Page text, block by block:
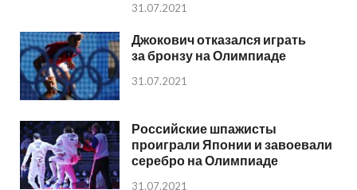
31.07.2021
Джокович отказался играть
за бронзу на Олимпиаде
31.07.2021
Российские шпажисты
проиграли Японии и завоевали
серебро на Олимпиаде
31.07.2021